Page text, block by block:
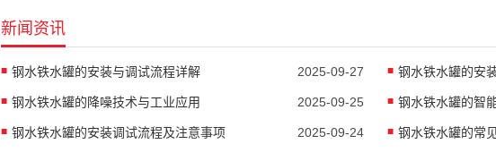
新闻资讯
钢水铁水罐的安装与调试流程详解 2025-09-27 钢水铁水罐的安
钢水铁水罐的降噪技术与工业应用 2025-09-25 钢水铁水罐的智
钢水铁水罐的安装调试流程及注意事项 2025-09-24 钢水铁水罐的常